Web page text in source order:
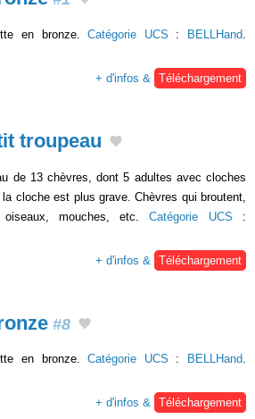
en bronze.Catégorie UCS : BELLHand.
+ d'infos & Téléchargement
troupeau
de 13 chèvres, dont 5 adultes avec cloches
cloche est plus grave. Chèvres qui broutent,
oiseaux, mouches, etc.Catégorie UCS :
+ d'infos &
Téléchargement
#8
en bronze.Catégorie UCS : BELLHand.
+ d'infos & Téléchargement